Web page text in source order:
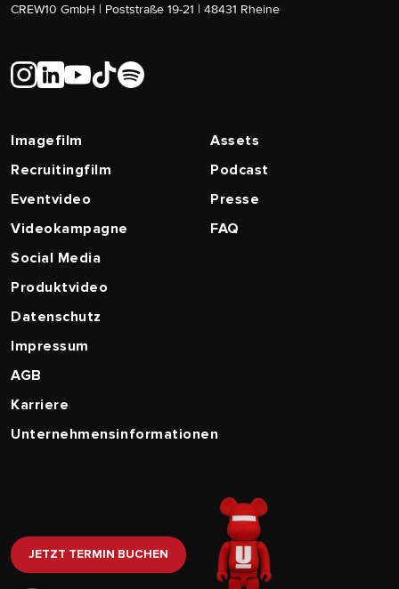
CREW10 GmbH | Poststraße 19-21 | 48431 Rheine
Imagefilm
Recruitingfilm
Eventvideo
Videokampagne
Social Media
Produktvideo
Assets
Podcast
Presse
FAQ
Datenschutz
Impressum
AGB
Karriere
Unternehmensinformationen
JETZT TERMIN BUCHEN